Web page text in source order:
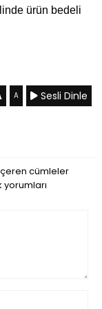
ürün bedeli
A Sesli Dinle
cümleler